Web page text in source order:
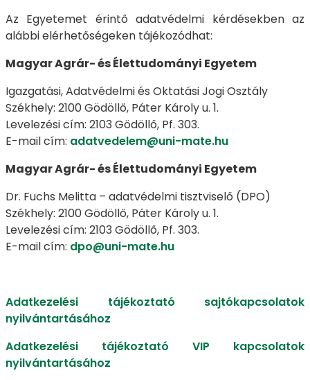
Az Egyetemet érintő adatvédelmi kérdésekben az
alábbi elérhetőségeken tájékozódhat:
Magyar Agrár- és Élettudományi Egyetem
Igazgatási, Adatvédelmi és Oktatási Jogi Osztály
Székhely: 2100 Gödöllő, Páter Károly u. 1.
Levelezési cím: 2103 Gödöllő, Pf. 303.
E-mail cím: adatvedelem@uni-mate.hu
Magyar Agrár- és Élettudományi Egyetem
Dr. Fuchs Melitta – adatvédelmi tisztviselő (DPO)
Székhely: 2100 Gödöllő, Páter Károly u. 1.
Levelezési cím: 2103 Gödöllő, Pf. 303.
E-mail cím: dpo@uni-mate.hu
Adatkezelési tájékoztató sajtókapcsolatok
nyilvántartásához
Adatkezelési tájékoztató VIP kapcsolatok
nyilvántartásához